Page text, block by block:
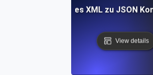
Kostenloses XML zu JSON
View details